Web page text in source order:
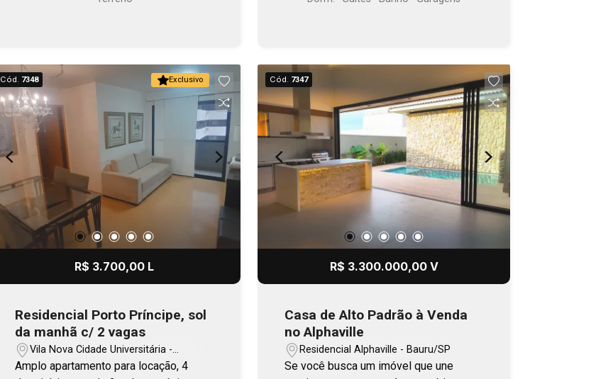
acabamento, portas e janelas em
madeira, com vidraças que trazem
iluminação. Aquecimento solar, espaço
para 4 carros, quintal, muros altos.
Permutas em casas novas, de boa
localização, são estudadas.
Exclusivo
Cód. 7348
R$ 3.700,00 L
Residencial Porto Príncipe, sol
da manhã c/ 2 vagas
Vila Nova Cidade Universitária -
Bauru/SP
Amplo apartamento para locação, 4
Cód. 7347
R$ 3.300.000,00 V
Casa de Alto Padrão à Venda
no Alphaville
Residencial Alphaville - Bauru/SP
Se você busca um imóvel que une